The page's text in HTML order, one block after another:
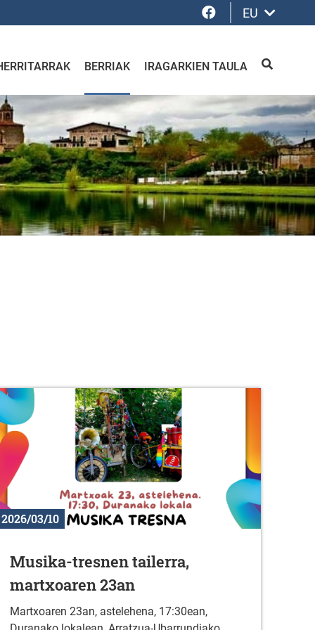
Facebook
EU
BERRIAK IRAGARKIEN TAULA BILATU
2026/03/10
Musika-tresnen tailerra,
martxoaren 23an
Martxoaren 23an, astelehena, 17:30ean,